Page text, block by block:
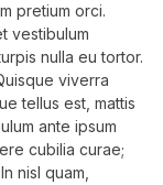
pretium orci.
vestibulum
nulla eu tortor.
viverra
tellus est, mattis
ante ipsum
cubilia curae;
nisl quam,